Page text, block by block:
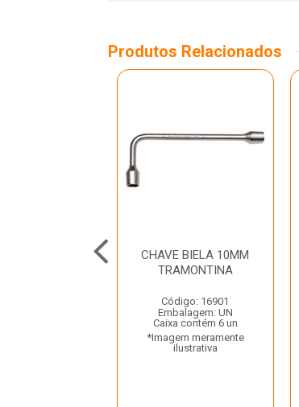
Produtos Relacionados
CHAVE BIELA 10MM
TRAMONTINA
Código: 16901
Embalagem: UN
Caixa contém 6 un
*Imagem meramente
ilustrativa